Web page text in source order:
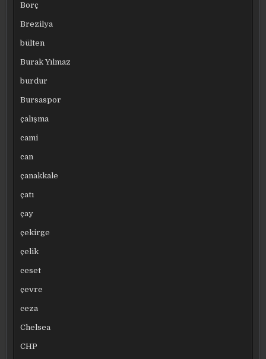
Borç
Brezilya
bülten
Burak Yılmaz
burdur
Bursaspor
çalışma
cami
can
çanakkale
çatı
çay
çekirge
çelik
ceset
çevre
ceza
Chelsea
CHP